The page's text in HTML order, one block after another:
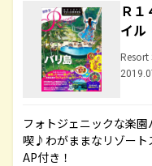
Ｒ
イ
Resort
フォトジェニックな楽
喫♪わがままなリゾート
AP付き！